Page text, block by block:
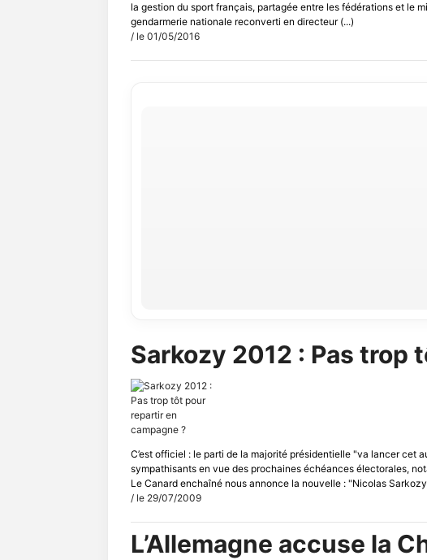
la gestion du sport français, partagée entre les fédérations et le
gendarmerie nationale reconverti en directeur (...)
/ le 01/05/2016
Sarkozy 2012 : Pas trop
C’est officiel : le parti de la majorité présidentielle "va lancer cet
sympathisants en vue des prochaines échéances électorales,
Le Canard enchaîné nous annonce la nouvelle : "Nicolas Sarkozy
/ le 29/07/2009
L’Allemagne accuse la